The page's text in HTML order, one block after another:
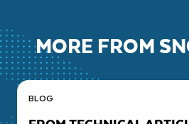
MORE FROM
BLOG